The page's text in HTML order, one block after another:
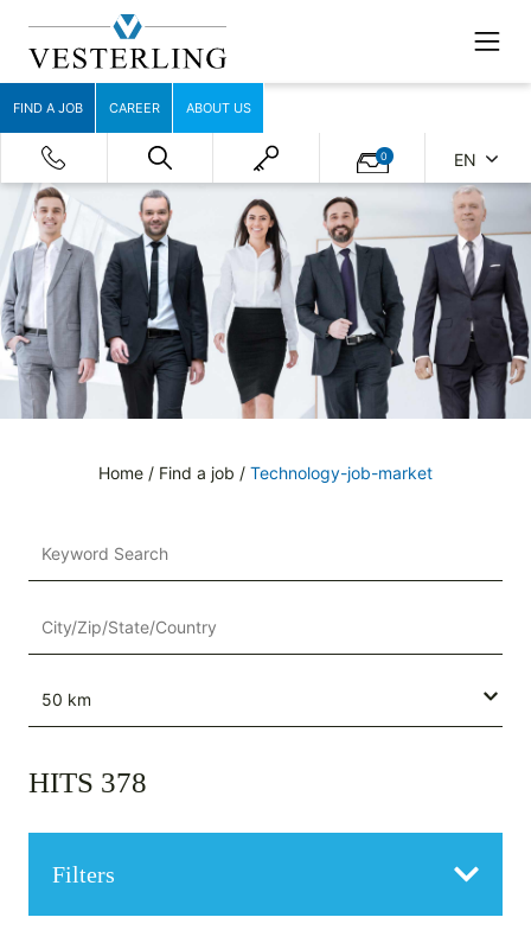
FIND A JOB CAREER ABOUT US
0 EN
Home / Find a job / Technology-job-market
HITS 378
Filters